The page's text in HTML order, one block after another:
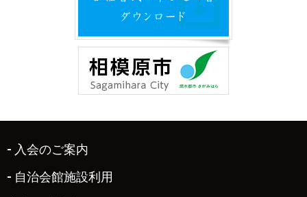
入会のご案内
自治会館施設利用